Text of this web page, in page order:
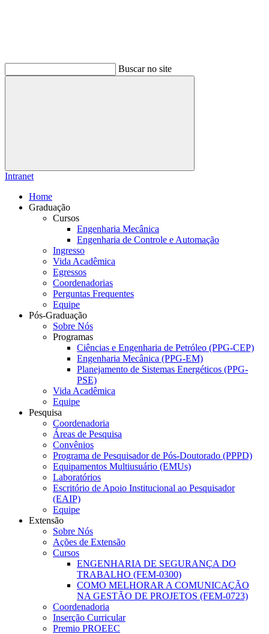
Buscar no site
Buscar
Intranet
Home
Graduação
Cursos
Engenharia Mecânica
Engenharia de Controle e Automação
Ingresso
Vida Acadêmica
Egressos
Coordenadorias
Perguntas Frequentes
Equipe
Pós-Graduação
Sobre Nós
Programas
Ciências e Engenharia de Petróleo (PPG-CEP)
Engenharia Mecânica (PPG-EM)
Planejamento de Sistemas Energéticos (PPG-
PSE)
Vida Acadêmica
Equipe
Pesquisa
Coordenadoria
Áreas de Pesquisa
Convênios
Programa de Pesquisador de Pós-Doutorado (PPPD)
Equipamentos Multiusuário (EMUs)
Laboratórios
Escritório de Apoio Institucional ao Pesquisador
(EAIP)
Equipe
Extensão
Sobre Nós
Ações de Extensão
Cursos
ENGENHARIA DE SEGURANÇA DO
TRABALHO (FEM-0300)
COMO MELHORAR A COMUNICAÇÃO
NA GESTÃO DE PROJETOS (FEM-0723)
Coordenadoria
Inserção Curricular
Premio PROEEC